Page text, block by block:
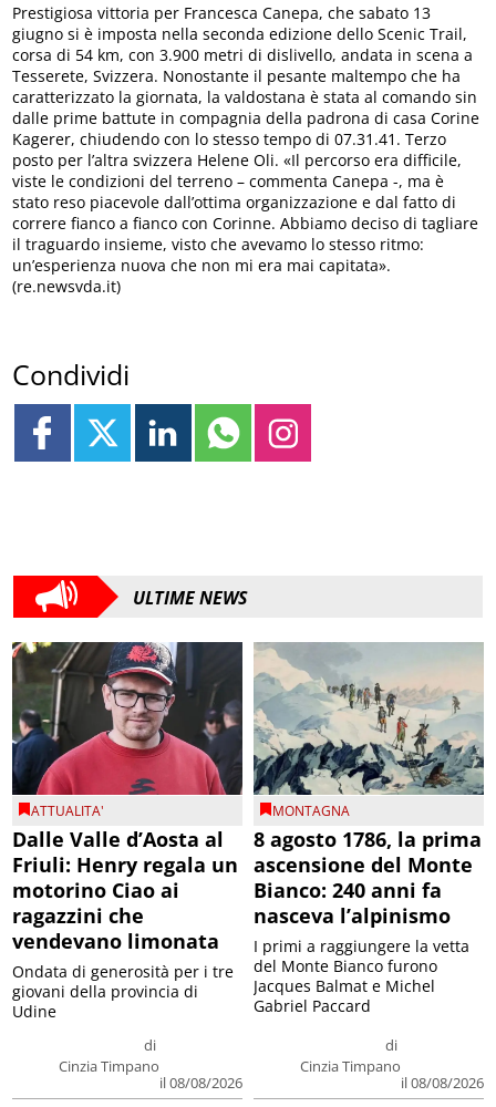
Prestigiosa vittoria per Francesca Canepa, che sabato 13
giugno si è imposta nella seconda edizione dello Scenic Trail,
corsa di 54 km, con 3.900 metri di dislivello, andata in scena a
Tesserete, Svizzera. Nonostante il pesante maltempo che ha
caratterizzato la giornata, la valdostana è stata al comando sin
dalle prime battute in compagnia della padrona di casa Corine
Kagerer, chiudendo con lo stesso tempo di 07.31.41. Terzo
posto per l’altra svizzera Helene Oli. «Il percorso era difficile,
viste le condizioni del terreno – commenta Canepa -, ma è
stato reso piacevole dall’ottima organizzazione e dal fatto di
correre fianco a fianco con Corinne. Abbiamo deciso di tagliare
il traguardo insieme, visto che avevamo lo stesso ritmo:
un’esperienza nuova che non mi era mai capitata».
(re.newsvda.it)
Condividi
ULTIME NEWS
ATTUALITA'
Dalle Valle d’Aosta al
Friuli: Henry regala un
motorino Ciao ai
ragazzini che
vendevano limonata
di
Cinzia Timpano
il 08/08/2026
Ondata di generosità per i tre
giovani della provincia di
Udine
MONTAGNA
8 agosto 1786, la prima
ascensione del Monte
Bianco: 240 anni fa
nasceva l’alpinismo
di
Cinzia Timpano
il 08/08/2026
I primi a raggiungere la vetta
del Monte Bianco furono
Jacques Balmat e Michel
Gabriel Paccard